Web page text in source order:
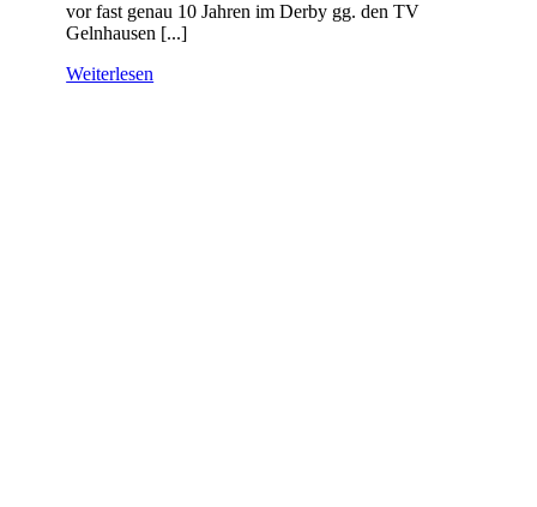
vor fast genau 10 Jahren im Derby gg. den TV
Gelnhausen [...]
Weiterlesen